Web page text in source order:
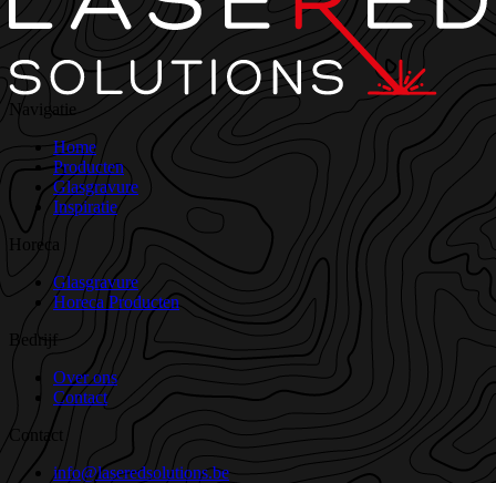
Navigatie
Home
Producten
Glasgravure
Inspiratie
Horeca
Glasgravure
Horeca Producten
Bedrijf
Over ons
Contact
Contact
info@laseredsolutions.be